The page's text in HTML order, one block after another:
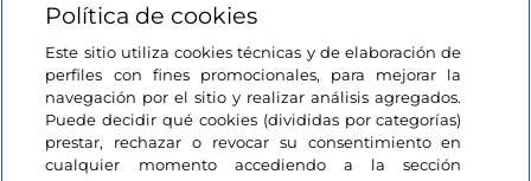
Estamos en contacto
Política de cookies
Este sitio utiliza cookies técnicas y de elaboración de
perfiles con fines promocionales, para mejorar la
navegación por el sitio y realizar análisis agregados.
Puede decidir qué cookies (divididas por categorías)
prestar, rechazar o revocar su consentimiento en
cualquier momento accediendo a la sección